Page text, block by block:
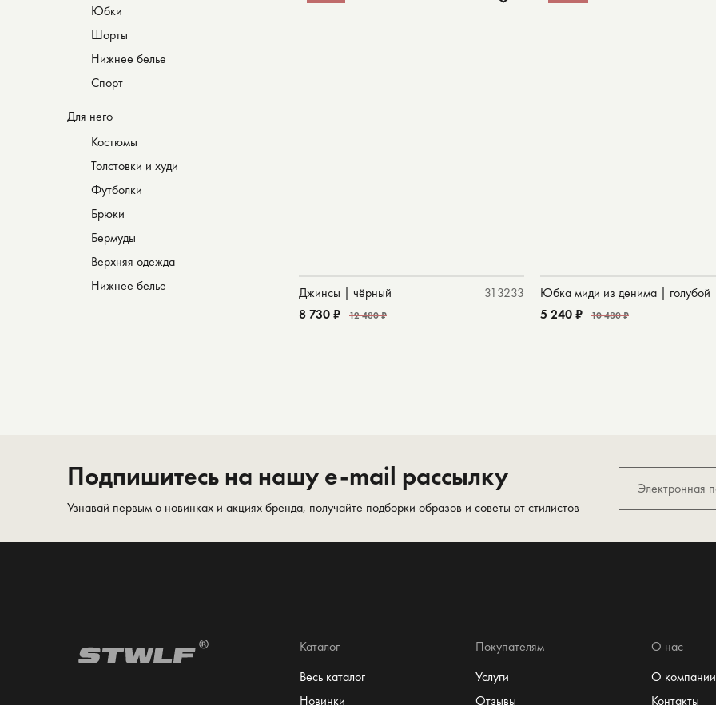
Юбки
Шорты
Нижнее белье
Спорт
Для него
Костюмы
Толстовки и худи
Футболки
Брюки
Бермуды
Верхняя одежда
Нижнее белье
Джинсы | чёрный 313233
8 730 ₽
12 480 ₽
Юбка миди из денима | голубой
5 240 ₽
10 480 ₽
Подпишитесь на нашу e-mail рассылку
Узнавай первым о новинках и акциях бренда, получайте подборки образов и советы от стилистов
Каталог
Весь каталог
Новинки
Покупателям
Услуги
Отзывы
О нас
О компании
Контакты